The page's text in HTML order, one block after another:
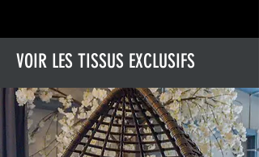
VOIR LES TISSUS EXCLUSIFS